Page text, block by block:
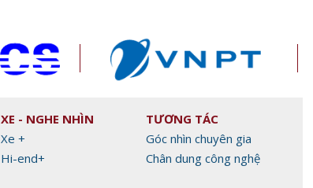
XE - NGHE NHÌN
Xe +
Hi-end+
TƯƠNG TÁC
Góc nhìn chuyên gia
Chân dung công nghệ